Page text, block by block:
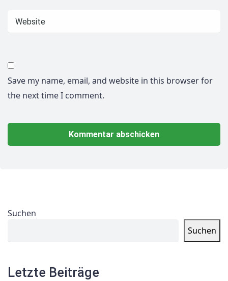
Save my name, email, and website in this browser for
the next time I comment.
Suchen
Suchen
Letzte Beiträge